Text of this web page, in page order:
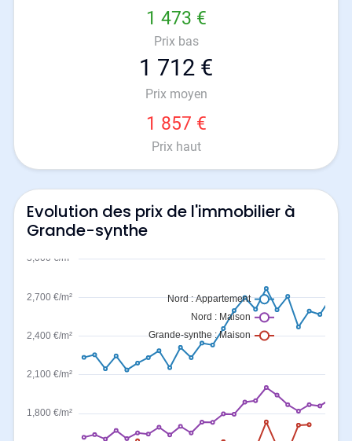
1 473 €
Prix bas
1 712 €
Prix moyen
1 857 €
Prix haut
Evolution des prix de l'immobilier à
Grande-synthe